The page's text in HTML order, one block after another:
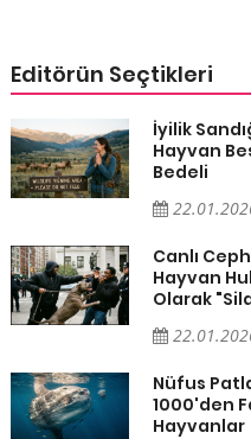
Editörün Seçtikleri
İyilik
Hayvan
Bedeli
Canlı
Hayvan
Olarak
Nüfus
1000'den
Hayvanlar